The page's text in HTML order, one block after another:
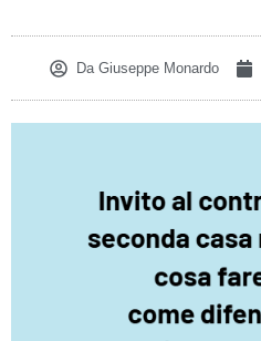
DaGiuseppe Monardo